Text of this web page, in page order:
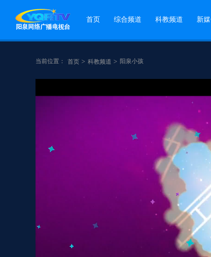
首页 综合频道 科教频道 新
当前位置： 首页 > 科教频道 > 阳泉小孩